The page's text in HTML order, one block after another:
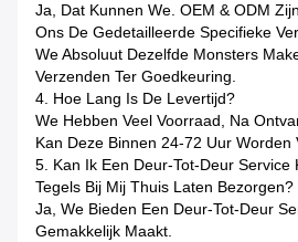
Ja, Dat Kunnen We. OEM & ODM
Ons De Gedetailleerde Specifieke
We Absoluut Dezelfde Monsters
Verzenden Ter Goedkeuring.
4. Hoe Lang Is De Levertijd?
We Hebben Veel Voorraad, Na
Kan Deze Binnen 24-72 Uur Worden
5. Kan Ik Een Deur-Tot-Deur Service
Tegels Bij Mij Thuis Laten Bezorgen?
Ja, We Bieden Een Deur-Tot-Deur
Gemakkelijk Maakt.